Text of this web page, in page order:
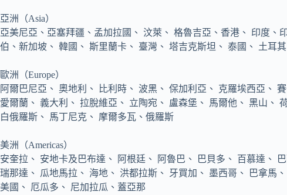
亞洲（Asia）
亞美尼亞、亞塞拜疆、孟加拉國、 汶萊、 格魯吉亞、香港、 印度
伯、新加坡、 韓國、 斯里蘭卡、 臺灣、 塔吉克斯坦、 泰國、 土耳
歐洲（Europe）
阿爾巴尼亞、 奧地利、 比利時、 波黑、 保加利亞、 克羅埃西亞、
愛爾蘭、 義大利、 拉脫維亞、 立陶宛、 盧森堡、 馬爾他、 黑山、
白俄羅斯、 馬丁尼克、 摩爾多瓦、俄羅斯
美洲（Americas）
安奎拉、 安地卡及巴布達、 阿根廷、 阿魯巴、 巴貝多、 百慕達、
瑞那達、 瓜地馬拉、 海地、 洪都拉斯、 牙買加、 墨西哥、 巴拿馬
美國、 厄瓜多、 尼加拉瓜、蓋亞那